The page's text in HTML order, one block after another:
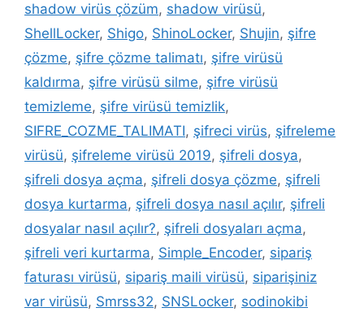
shadow virüs çözüm, shadow virüsü,
ShellLocker, Shigo, ShinoLocker, Shujin, şifre
çözme, şifre çözme talimatı, şifre virüsü
kaldırma, şifre virüsü silme, şifre virüsü
temizleme, şifre virüsü temizlik,
SIFRE_COZME_TALIMATI, şifreci virüs, şifreleme
virüsü, şifreleme virüsü 2019, şifreli dosya,
şifreli dosya açma, şifreli dosya çözme, şifreli
dosya kurtarma, şifreli dosya nasıl açılır, şifreli
dosyalar nasıl açılır?, şifreli dosyaları açma,
şifreli veri kurtarma, Simple_Encoder, sipariş
faturası virüsü, sipariş maili virüsü, siparişiniz
var virüsü, Smrss32, SNSLocker, sodinokibi